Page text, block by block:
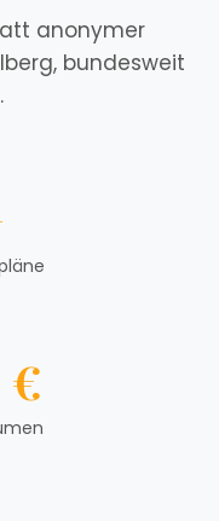
anonymer
bundesweit
€